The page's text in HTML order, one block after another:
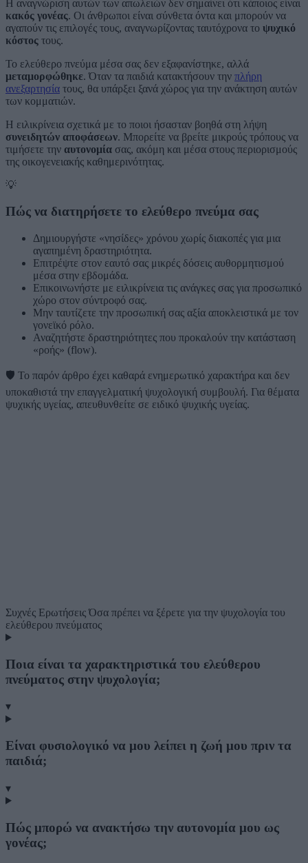
Η αναγνώριση αυτών των απωλειών δεν σημαίνει ότι κάποιος είναι
κακός γονέας. Οι άνθρωποι είναι σύνθετα όντα και μπορούν να
αγαπούν τις επιλογές τους, αναγνωρίζοντας ταυτόχρονα το ψυχικό
κόστος τους.
Το ελεύθερο πνεύμα μέσα σας δεν εξαφανίστηκε, αλλά
μεταμορφώθηκε. Όταν τα παιδιά κατακτήσουν την πλήρη
ανεξαρτησία τους, θα υπάρξει ξανά χώρος για την ανάκτηση αυτών
των κομματιών.
Η ειλικρίνεια σχετικά με το ποιοι ήσασταν βοηθά στη λήψη
συνειδητών αποφάσεων. Μπορείτε να βρείτε μικρούς τρόπους να
τιμήσετε την αυτονομία σας, ακόμη και μέσα στους περιορισμούς
της οικογενειακής καθημερινότητας.
💡
Πώς να διατηρήσετε το ελεύθερο πνεύμα σας
Δημιουργήστε «νησίδες» χρόνου χωρίς διακοπές για μια
αγαπημένη δραστηριότητα.
Επιτρέψτε στον εαυτό σας μικρές δόσεις αυθορμητισμού
μέσα στην εβδομάδα.
Επικοινωνήστε με ειλικρίνεια τις ανάγκες σας για προσωπικό
χώρο στον σύντροφό σας.
Μην ταυτίζετε την προσωπική σας αξία αποκλειστικά με τον
γονεϊκό ρόλο.
Αναζητήστε δραστηριότητες που προκαλούν την κατάσταση
«ροής» (flow).
🛡️ Το παρόν άρθρο έχει καθαρά ενημερωτικό χαρακτήρα και δεν
υποκαθιστά την επαγγελματική ψυχολογική συμβουλή. Για θέματα
ψυχικής υγείας, απευθυνθείτε σε ειδικό ψυχικής υγείας.
Συχνές ΕρωτήσειςΌσα πρέπει να ξέρετε για την ψυχολογία του
ελεύθερου πνεύματος
Ποια είναι τα χαρακτηριστικά του ελεύθερου
πνεύματος στην ψυχολογία;
▾
Είναι φυσιολογικό να μου λείπει η ζωή μου πριν τα
παιδιά;
▾
Πώς μπορώ να ανακτήσω την αυτονομία μου ως
γονέας;